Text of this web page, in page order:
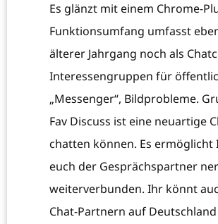
Es glänzt mit einem Chrome-
Funktionsumfang umfasst
älterer Jahrgang noch als
Interessengruppen für
„Messenger“, Bildprobleme.
Fav Discuss ist eine neuartige
chatten können. Es ermöglicht
euch der Gesprächspartner
weiterverbunden. Ihr könnt
Chat-Partnern auf